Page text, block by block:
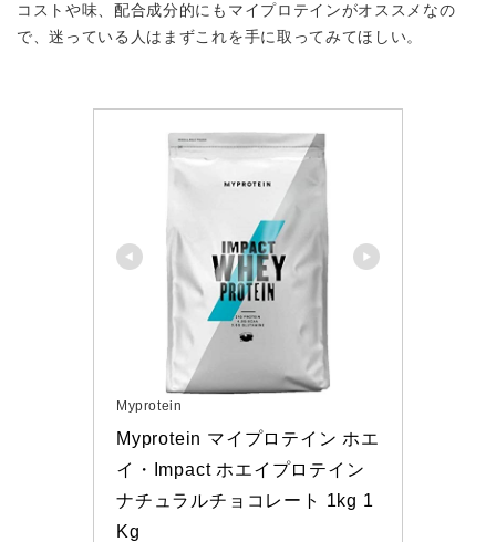
コストや味、配合成分的にもマイプロテインがオススメなの
で、迷っている人はまずこれを手に取ってみてほしい。
Myprotein
Myprotein マイプロテイン ホエ
イ・Impact ホエイプロテイン
ナチュラルチョコレート 1kg 1
Kg